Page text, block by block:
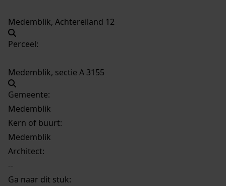
Medemblik, Achtereiland 12
Perceel:
Medemblik, sectie A 3155
Gemeente:
Medemblik
Kern of buurt:
Medemblik
Architect:
--
Ga naar dit stuk: